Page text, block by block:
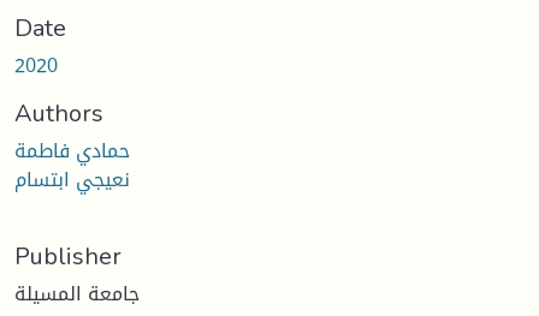
Date
2020
Authors
حمادي فاطمة
نعيجي ابتسام
Publisher
جامعة المسيلة